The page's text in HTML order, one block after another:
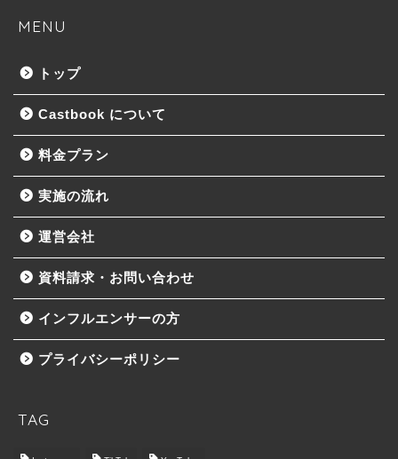
MENU
トップ
Castbook について
料金プラン
実施の流れ
運営会社
資料請求・お問い合わせ
インフルエンサーの方
プライバシーポリシー
TAG